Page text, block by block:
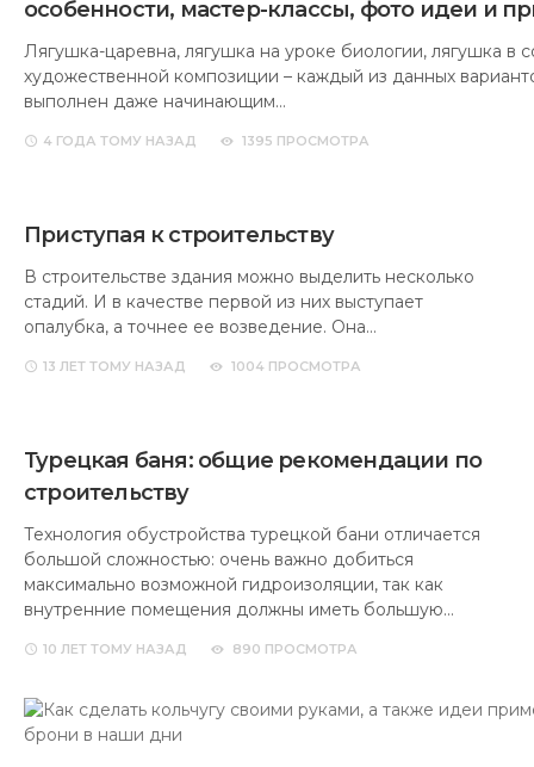
особенности, мастер-классы, фото идеи и
Лягушка-царевна, лягушка на уроке биологии, лягушка в
художественной композиции – каждый из данных
выполнен даже начинающим…
4 ГОДА ТОМУ НАЗАД 1395 ПРОСМОТРА
Приступая к строительству
В строительстве здания можно выделить несколько
стадий. И в качестве первой из них выступает
опалубка, а точнее ее возведение. Она…
13 ЛЕТ ТОМУ НАЗАД 1004 ПРОСМОТРА
Турецкая баня: общие рекомендации по
строительству
Технология обустройства турецкой бани отличается
большой сложностью: очень важно добиться
максимально возможной гидроизоляции, так как
внутренние помещения должны иметь большую…
10 ЛЕТ ТОМУ НАЗАД 890 ПРОСМОТРА